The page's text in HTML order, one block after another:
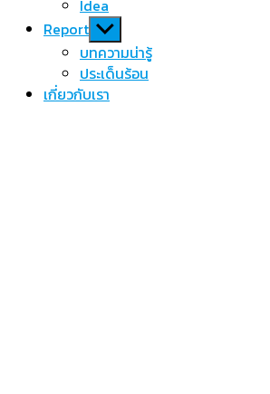
menu
Idea
Report Show
sub
menu
บทความน่ารู้
ประเด็นร้อน
เกี่ยวกับเรา